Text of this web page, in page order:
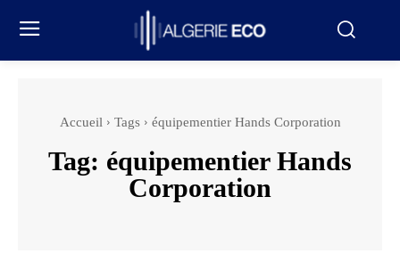
Accueil Tags équipementier Hands Corporation
Tag: équipementier Hands
Corporation